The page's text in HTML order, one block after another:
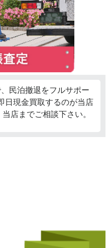
民泊撤退をフルサポー
日現金買取するのが当店
店までご相談下さい。